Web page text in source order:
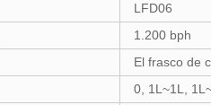
LFD06
1.200 bph
El frasco de
0, 1L~1L,